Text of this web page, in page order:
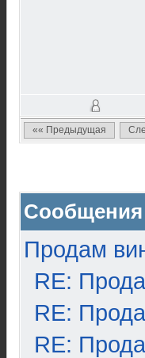
«« Предыдущая
Сообщения
Продам
RE:
RE:
RE: